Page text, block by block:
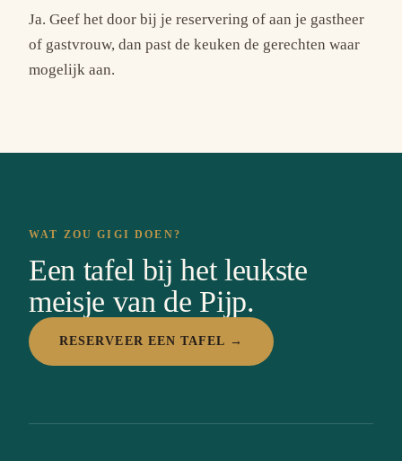
Ja. Geef het door bij je reservering of aan je gastheer
of gastvrouw, dan past de keuken de gerechten waar
mogelijk aan.
WAT ZOU GIGI DOEN?
Een tafel bij het leukste
meisje van de Pijp.
RESERVEER EEN TAFEL →